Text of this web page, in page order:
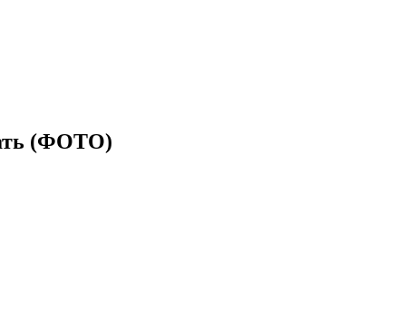
(ФОТО)